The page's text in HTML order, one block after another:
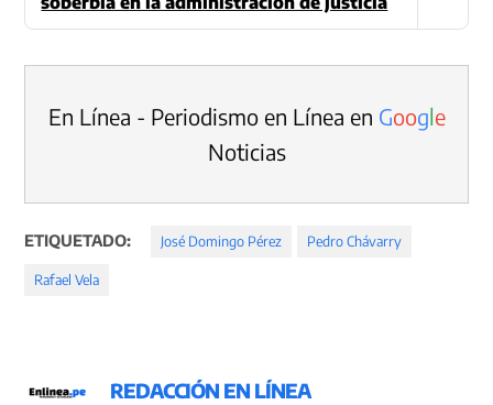
En Línea - Periodismo en Línea en Google
Noticias
ETIQUETADO: José Domingo Pérez Pedro Chávarry
Rafael Vela
REDACCIÓN EN LÍNEA